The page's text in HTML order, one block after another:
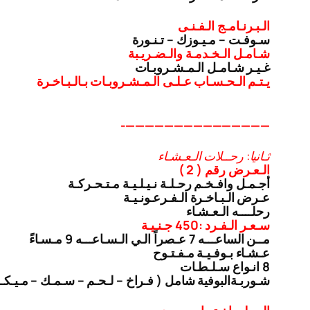
الـبـرنـامـج الـفـنـى
سـوفـت – مـيـوزك – تـنـورة
شـامـل الـخـدمـة والـضـريـبة
غـيـر شـامـل الـمـشـروبـات
يـتـم الـحـسـاب عـلـى الـمـشـروبـات بـالـبـاخـرة
———————————————-
ثـانيا: رحــلات الـعـشـاء
الـعـرض رقم ( 2 )
أجـمـل وافـخـم رحـلـة نـيـلـيـة مـتـحـركـة
عـرض الـبـاخـرة الـفـرعـونـيـة
رحلــــه الـعـشـاء
سـعـر الـفـرد :450 جـنـيـة
مــن الساعـــه 7 عـصراً الـي الـسـاعـــه 9 مـسـاءً
عـشـاء بـوفـيـة مـفـتـوح
8 انـواع سـلـطـات
شـوربـةالبوفية شامل ( فـراخ – لـحـم – سـمـك –